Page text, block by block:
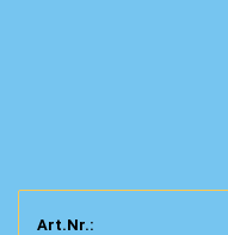
Art.Nr.: